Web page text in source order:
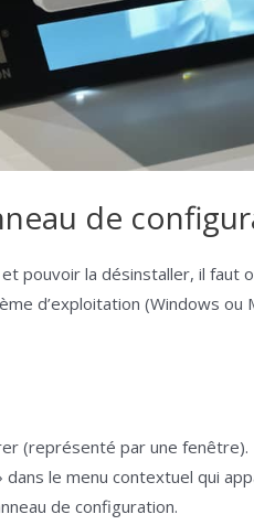
de
pouvoir la désinstaller, il faut
d’exploitation (Windows
(représenté par une fenêtre).
le menu contextuel qui
de configuration.